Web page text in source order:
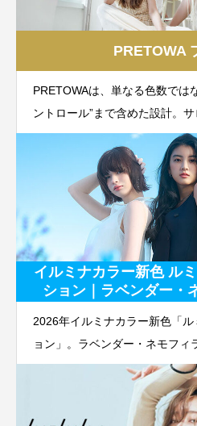
PRETOWA
PRETOWAは、単なる色数では
ントロール”まで含めた設計。
なニュアンス表現まで対応しま
イルミナカラー新色 ル
ション｜ラベンダー・
2026年イルミナカラー新色「
ョン」。ラベンダー・ネモフィ
ービビッド発色と透明感のある